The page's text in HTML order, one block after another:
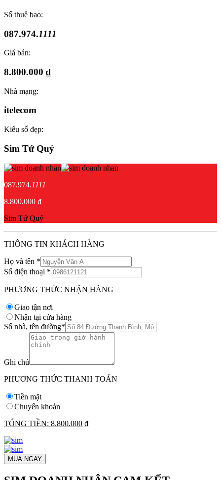
Số thuê bao:
087.974.1111
Giá bán:
8.800.000 ₫
Nhà mạng:
itelecom
Kiểu số đẹp:
Sim Tứ Quý
087.974.1111
8.800.000 ₫
Sim Tứ Quý
THÔNG TIN KHÁCH HÀNG
Họ và tên *
Số điện thoại *
PHƯƠNG THỨC NHẬN HÀNG
Giao tận nơi
Nhận tại cửa hàng
Số nhà, tên đường*
Ghi chú
PHƯƠNG THỨC THANH TOÁN
Tiền mặt
Chuyển khoản
TỔNG TIỀN: 8.800.000 ₫
MUA NGAY